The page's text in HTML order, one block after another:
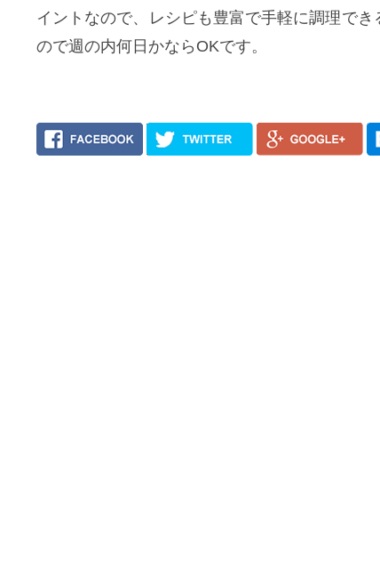
イントなので、レシピも豊富で手軽に調理で
ので週の内何日かならOKです。